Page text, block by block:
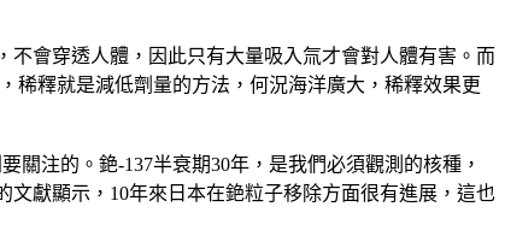
會穿透人體，因此只有大量吸入氚才會對人體有害。而
稀釋就是減低劑量的方法，何況海洋廣大，稀釋效果更
關注的。銫-137半衰期30年，是我們必須觀測的核種，
獻顯示，10年來日本在銫粒子移除方面很有進展，這也